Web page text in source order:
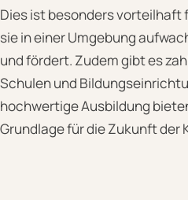
Dies ist besonders vorteilhaft
sie in einer Umgebung
und fördert. Zudem gibt es
Schulen und
hochwertige Ausbildung
Grundlage für die Zukunft der